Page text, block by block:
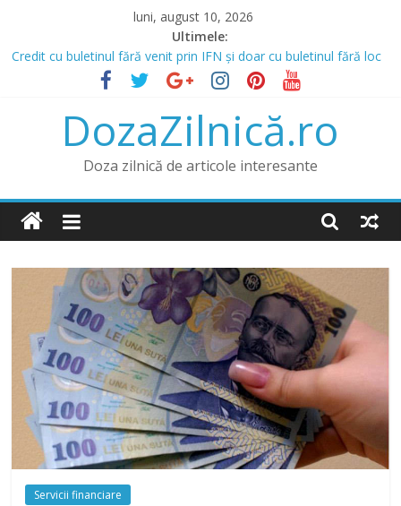
content
luni, august 10, 2026
Ultimele:
Credit cu buletinul fără venit prin IFN și doar cu buletinul fără loc
Prânz în Heraklion? Mergi la Bellot Restaurant
Lista IFN care acordă credite online și opțiunea de a obține un
credit online fără venit
Credit pentru Datornici și Rău Platnici prin IFN
DozaZilnică.ro
Doza zilnică de articole interesante
Servicii financiare